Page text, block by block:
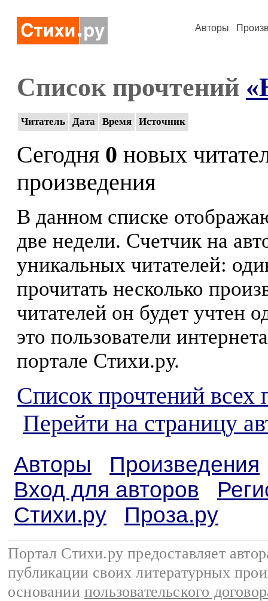
Авторы
Список прочтений
Читатель Дата Время Источник
Сегодня 0 новых
произведения
В данном списке
две недели. Счетчик на
уникальных читателей:
прочитать несколько
читателей он будет учтен
это пользователи
портале Стихи.ру.
Список прочтений всех
Перейти на страницу
Авторы
Произведения
Вход для авторов
Стихи.ру
Проза.ру
Портал Стихи.ру предоставляет
публикации своих литературных
основании пользовательского